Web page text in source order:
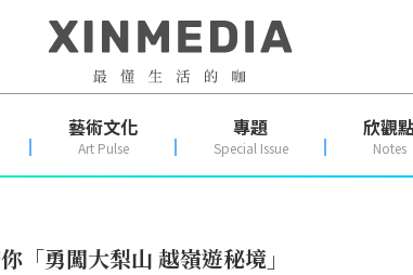
藝術文化
Art Pulse
專題
Special Issue
欣觀點
Notes
「勇闖大梨山 越嶺遊秘境」